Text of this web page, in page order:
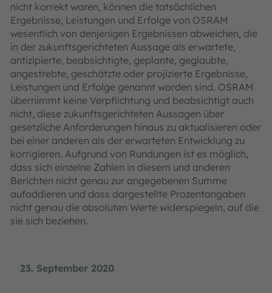
23. September 2020
nicht korrekt waren, können die tatsächlichen
Ergebnisse, Leistungen und Erfolge von OSRAM
wesentlich von denjenigen Ergebnissen abweichen, die
in der zukunftsgerichteten Aussage als erwartete,
antizipierte, beabsichtigte, geplante, geglaubte,
angestrebte, geschätzte oder projizierte Ergebnisse,
Leistungen und Erfolge genannt worden sind. OSRAM
übernimmt keine Verpflichtung und beabsichtigt auch
nicht, diese zukunftsgerichteten Aussagen über
gesetzliche Anforderungen hinaus zu aktualisieren oder
bei einer anderen als der erwarteten Entwicklung zu
korrigieren. Aufgrund von Rundungen ist es möglich,
dass sich einzelne Zahlen in diesem und anderen
Berichten nicht genau zur angegebenen Summe
aufaddieren und dass dargestellte Prozentangaben
nicht genau die absoluten Werte widerspiegeln, auf die
sie sich beziehen.